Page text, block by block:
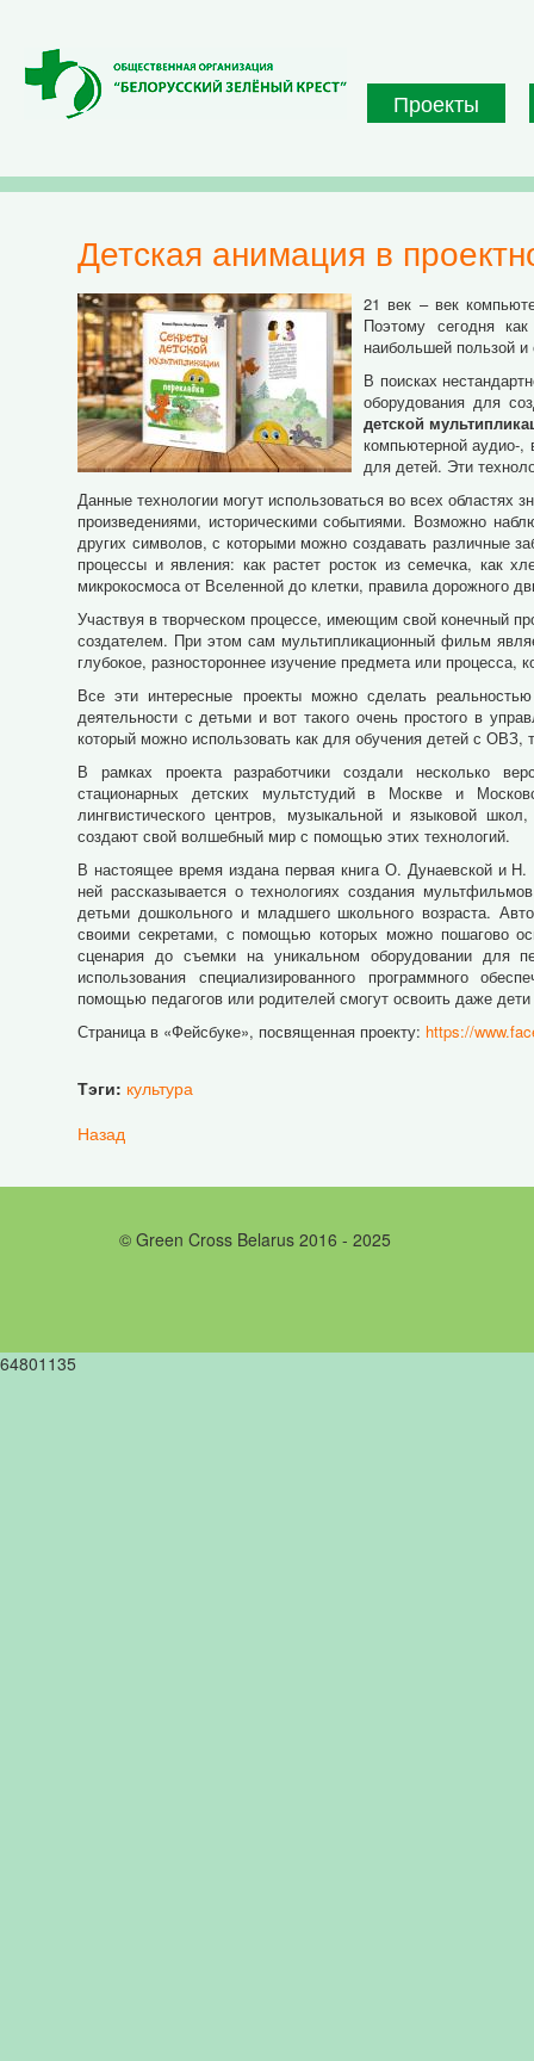
Проекты
Детская анимация в
21 век – век
Поэтому сегодня
наибольшей пользой
В поисках
оборудования для
детской
компьютерной аудио-,
для детей. Эти
Данные технологии могут использоваться во всех областях
произведениями, историческими событиями. Возможно
других символов, с которыми можно создавать различные
процессы и явления: как растет росток из семечка, как
микрокосмоса от Вселенной до клетки, правила дорожного
Участвуя в творческом процессе, имеющим свой конечный
создателем. При этом сам мультипликационный фильм
глубокое, разностороннее изучение предмета или
Все эти интересные проекты можно сделать
деятельности с детьми и вот такого очень простого в
который можно использовать как для обучения детей с
В рамках проекта разработчики создали несколько
стационарных детских мультстудий в Москве и
лингвистического центров, музыкальной и языковой
создают свой волшебный мир с помощью этих технологий.
В настоящее время издана первая книга О. Дунаевской и
ней рассказывается о технологиях создания
детьми дошкольного и младшего школьного возраста.
своими секретами, с помощью которых можно пошагово
сценария до съемки на уникальном оборудовании для
использования специализированного программного
помощью педагогов или родителей смогут освоить даже
Страница в «Фейсбуке», посвященная проекту: https://
Тэги: культура
Назад
© Green Cross Belarus 2016 - 2025
64801135